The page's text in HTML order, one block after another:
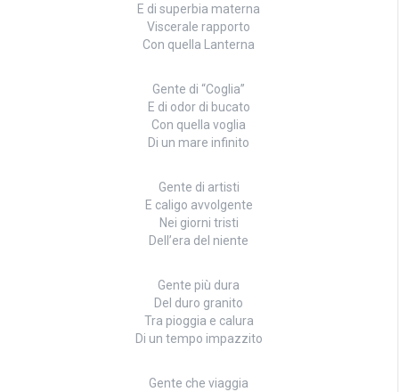
E di superbia materna
Viscerale rapporto
Con quella Lanterna
Gente di “Coglia”
E di odor di bucato
Con quella voglia
Di un mare infinito
Gente di artisti
E caligo avvolgente
Nei giorni tristi
Dell’era del niente
Gente più dura
Del duro granito
Tra pioggia e calura
Di un tempo impazzito
Gente che viaggia